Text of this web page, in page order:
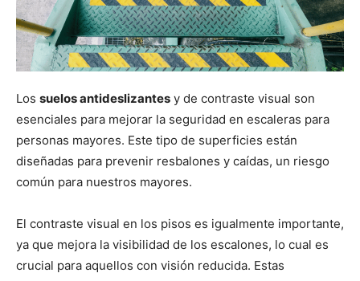
Los suelos antideslizantes y de contraste visual son
esenciales para mejorar la seguridad en escaleras para
personas mayores. Este tipo de superficies están
diseñadas para prevenir resbalones y caídas, un riesgo
común para nuestros mayores.
El contraste visual en los pisos es igualmente importante,
ya que mejora la visibilidad de los escalones, lo cual es
crucial para aquellos con visión reducida. Estas